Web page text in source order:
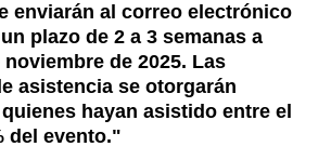
enviarán al correo electrónico
plazo de 2 a 3 semanas a
de 2025. Las
asistencia se otorgarán
hayan asistido entre el
del evento."